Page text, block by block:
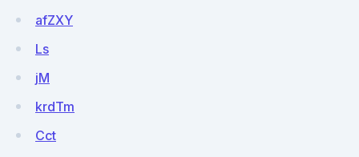
afZXY
Ls
jM
krdTm
Cct